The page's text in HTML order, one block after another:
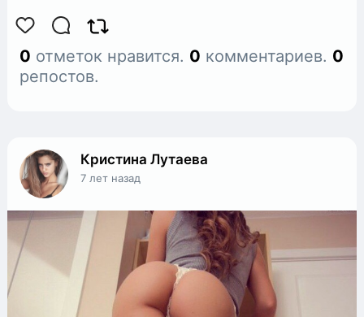
0 отметок нравится. 0 комментариев. 0
репостов.
Кристина Лутаева
7 лет назад